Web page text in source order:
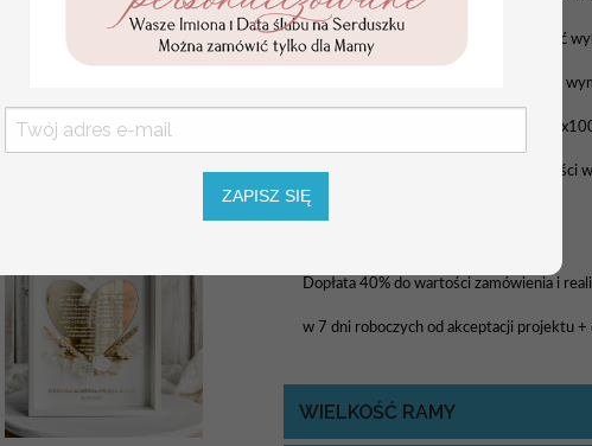
personalizowana
Pamiątka Komunijna
Promocja:
85.00 PLN/105.00
Za dodatkową opłatą istnieje możliwość
wg kreatora - podstawowy
Pozostałe wymiary: 40x50, 50x70,
Rozmiar jest dostosowany do liczby gości
Dopłata 40% do wartości zamówienia i
w 7 dni roboczych od akceptacji projektu +
WIELKOŚĆ RAMY
ZAPISZ SIĘ